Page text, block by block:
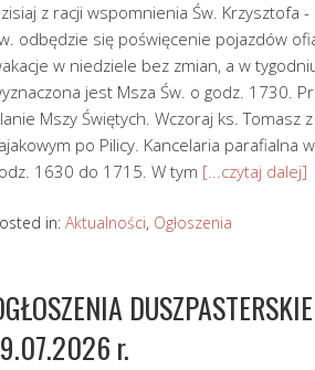
z racji wspomnienia Św. Krzysztofa
odbędzie się poświęcenie pojazdów
w niedziele bez zmian, a w
jest Msza Św. o godz. 1730.
Mszy Świętych. Wczoraj ks. Tomasz
po Pilicy. Kancelaria parafialna
1630 do 1715. W tym [...czytaj dalej]
in: Aktualności, Ogłoszenia
r.